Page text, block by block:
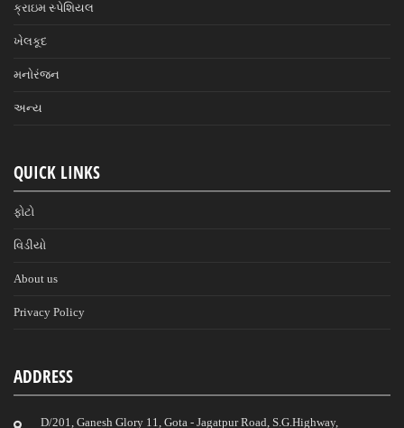
ક્રાઇમ સ્પેશિયલ
ખેલકૂદ
મનોરંજન
અન્ય
QUICK LINKS
ફોટો
વિડીયો
About us
Privacy Policy
ADDRESS
D/201, Ganesh Glory 11, Gota - Jagatpur Road, S.G.Highway,